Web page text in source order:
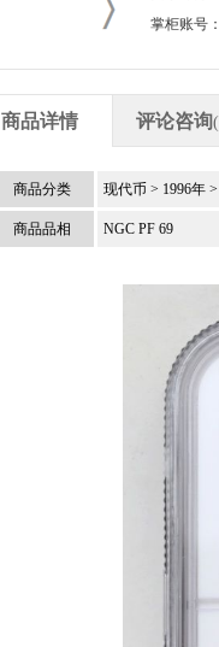
掌柜账号
商品详情 评论咨询(
商品分类 现代币 > 1996年
商品品相 NGC PF 69